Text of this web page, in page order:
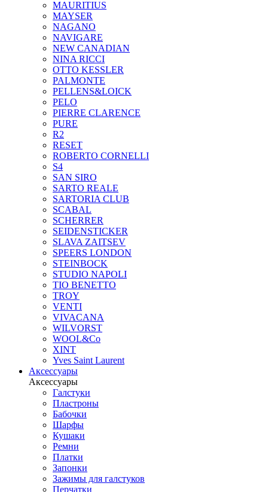
MAURITIUS
MAYSER
NAGANO
NAVIGARE
NEW CANADIAN
NINA RICCI
OTTO KESSLER
PALMONTE
PELLENS&LOICK
PELO
PIERRE CLARENCE
PURE
R2
RESET
ROBERTO CORNELLI
S4
SAN SIRO
SARTO REALE
SARTORIA CLUB
SCABAL
SCHERRER
SEIDENSTICKER
SLAVA ZAITSEV
SPEERS LONDON
STEINBOCK
STUDIO NAPOLI
TIO BENETTO
TROY
VENTI
VIVACANA
WILVORST
WOOL&Co
XINT
Yves Saint Laurent
Аксессуары
Аксессуары
Галстуки
Пластроны
Бабочки
Шарфы
Кушаки
Ремни
Платки
Запонки
Зажимы для галстуков
Перчатки